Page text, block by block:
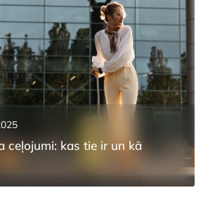
ceļojumi: kas tie ir un kā